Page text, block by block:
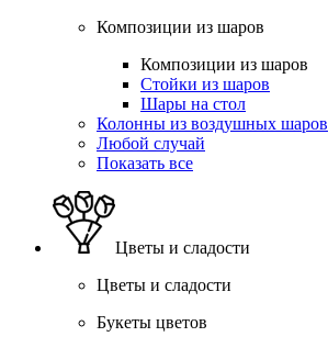
Композиции из шаров
Композиции из шаров
Стойки из шаров
Шары на стол
Колонны из воздушных шаров
Любой случай
Показать все
Цветы и сладости
Цветы и сладости
Букеты цветов